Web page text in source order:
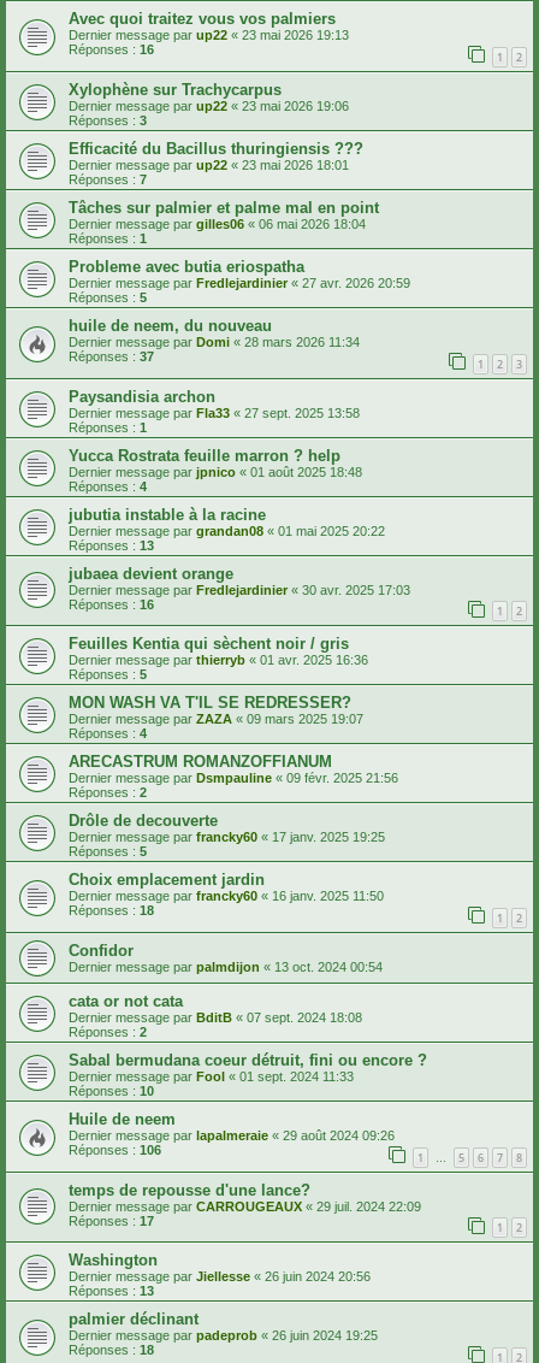
Avec quoi traitez vous vos palmiers
Dernier message par up22 « 23 mai 2026 19:13
Réponses : 16 1 2
Xylophène sur Trachycarpus
Dernier message par up22 « 23 mai 2026 19:06
Réponses : 3
Efficacité du Bacillus thuringiensis ???
Dernier message par up22 « 23 mai 2026 18:01
Réponses : 7
Tâches sur palmier et palme mal en point
Dernier message par gilles06 « 06 mai 2026 18:04
Réponses : 1
Probleme avec butia eriospatha
Dernier message par Fredlejardinier« 27 avr. 2026 20:59
Réponses : 5
huile de neem, du nouveau
Dernier message par Domi « 28 mars 2026 11:34
Réponses : 37 1 2 3
Paysandisia archon
Dernier message par Fla33 « 27 sept. 2025 13:58
Réponses : 1
Yucca Rostrata feuille marron ? help
Dernier message par jpnico « 01 août 2025 18:48
Réponses : 4
jubutia instable à la racine
Dernier message par grandan08 « 01 mai 2025 20:22
Réponses : 13
jubaea devient orange
Dernier message par Fredlejardinier « 30 avr. 2025 17:03
Réponses : 16 1 2
Feuilles Kentia qui sèchent noir / gris
Dernier message par thierryb « 01 avr. 2025 16:36
Réponses : 5
MON WASH VA T'IL SE REDRESSER?
Dernier message par ZAZA « 09 mars 2025 19:07
Réponses : 4
ARECASTRUM ROMANZOFFIANUM
Dernier message par Dsmpauline « 09 févr. 2025 21:56
Réponses : 2
Drôle de decouverte
Dernier message par francky60 « 17 janv. 2025 19:25
Réponses : 5
Choix emplacement jardin
Dernier message par francky60 « 16 janv. 2025 11:50
Réponses : 18 1 2
Confidor
Dernier message par palmdijon « 13 oct. 2024 00:54
cata or not cata
Dernier message par BditB « 07 sept. 2024 18:08
Réponses : 2
Sabal bermudana coeur détruit, fini ou encore ?
Dernier message par Fool « 01 sept. 2024 11:33
Réponses : 10
Huile de neem
Dernier message par lapalmeraie « 29 août 2024 09:26
Réponses : 106 1 … 5 6 7 8
temps de repousse d'une lance?
Dernier message par CARROUGEAUX « 29 juil. 2024 22:09
Réponses : 17 1 2
Washington
Dernier message par Jiellesse « 26 juin 2024 20:56
Réponses : 13
palmier déclinant
Dernier message par padeprob « 26 juin 2024 19:25
Réponses : 18 1 2